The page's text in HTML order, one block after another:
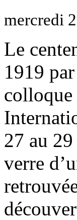
mercredi
Le
1919
27 au
verre